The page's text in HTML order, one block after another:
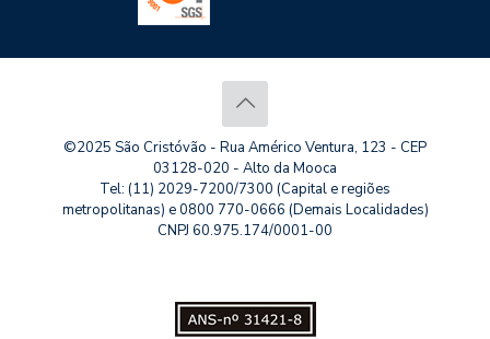
©2025 São Cristóvão - Rua Américo Ventura, 123 - CEP
03128-020 - Alto da Mooca
Tel: (11) 2029-7200/7300 (Capital e regiões
metropolitanas) e 0800 770-0666 (Demais Localidades)
CNPJ 60.975.174/0001-00